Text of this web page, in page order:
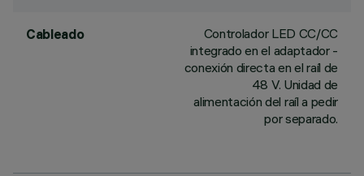
Cableado
Controlador LED CC/CC
integrado en el adaptador -
conexión directa en el raíl de
48 V. Unidad de
alimentación del raíl a pedir
por separado.